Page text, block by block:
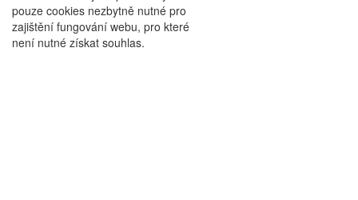
pouze cookies nezbytně nutné pro
zajištění fungování webu, pro které
není nutné získat souhlas.